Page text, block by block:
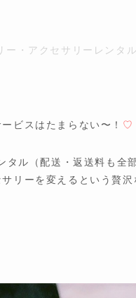
ー・アクセサリーレンタ
ビスはたまらない〜！ ♡
ル（配送・返送料も全
リーを変えるという贅沢